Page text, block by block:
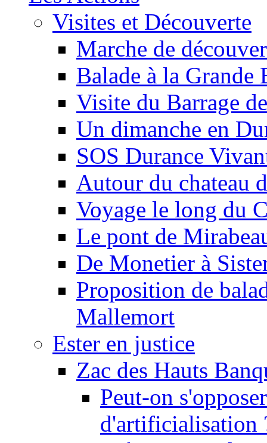
Visites et Découverte
Marche de
Balade à la Grande
Visite du Barrage
Un dimanche en
SOS Durance
Autour du chateau
Voyage le long du
Le pont de
De Monetier à
Proposition de
Mallemort
Ester en justice
Zac des Hauts
Peut-on
d'artificialisation